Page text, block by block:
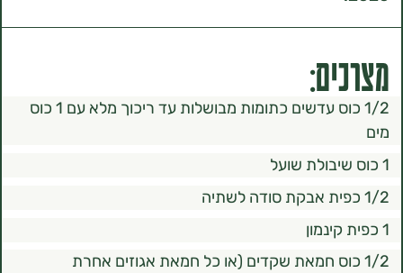
1/2 כוס עדשים כתומות מבושלות עד ריכוך מלא עם 1 כוס
חמאת שקדים (או כל חמאת אגוזים אחרת